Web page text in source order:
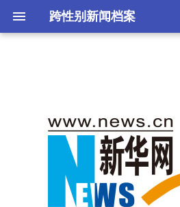
跨性别新闻档案